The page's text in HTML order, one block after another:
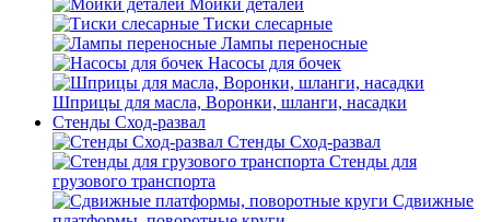
Мойки деталей
Тиски слесарные
Лампы переносные
Насосы для бочек
Шприцы для масла, Воронки, шланги, насадки
Стенды Сход-развал
Стенды Сход-развал
Стенды для
грузового транспорта
Сдвижные